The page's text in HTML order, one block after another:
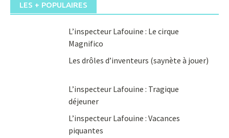
LES + POPULAIRES
L’inspecteur Lafouine : Le cirque
Magnifico
Les drôles d’inventeurs (saynète à jouer)
L’inspecteur Lafouine : Tragique
déjeuner
L’inspecteur Lafouine : Vacances
piquantes